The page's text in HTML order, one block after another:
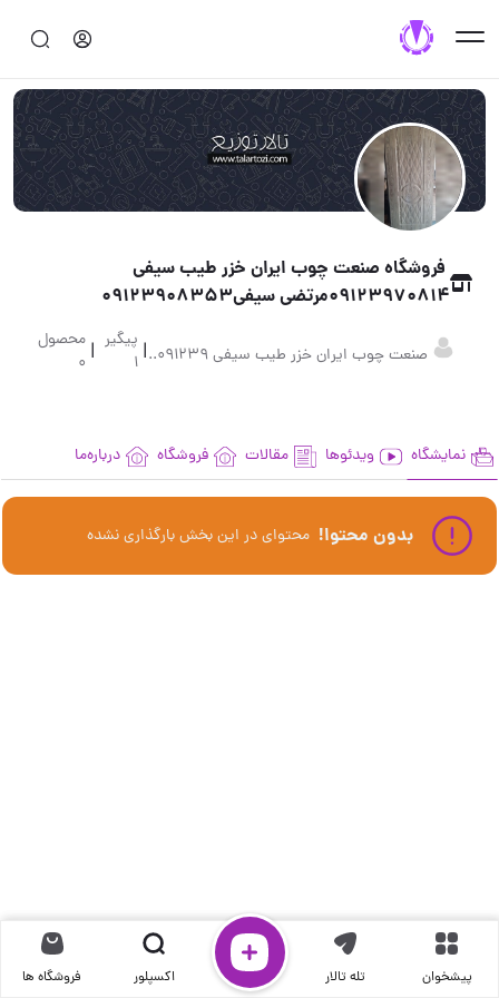
فروشگاه صنعت چوب ایران خزر طیب سیفی
09123970814مرتضی سیفی09123908353
صنعت چوب ایران خزر طیب سیفی 091239.. | پیگیر
1
| محصول
0
نمایشگاه ویدئوها مقالات فروشگاه درباره‌ما
بدون محتوا! محتوای در این بخش بارگذاری نشده
پیشخوان تله تالار اکسپلور فروشگاه ها پیشخوان تله تالار اکسپلور فروشگاه ها